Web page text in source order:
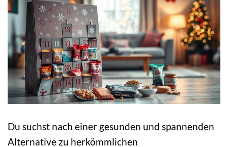
Du suchst nach einer gesunden und spannenden
Alternative zu herkömmlichen